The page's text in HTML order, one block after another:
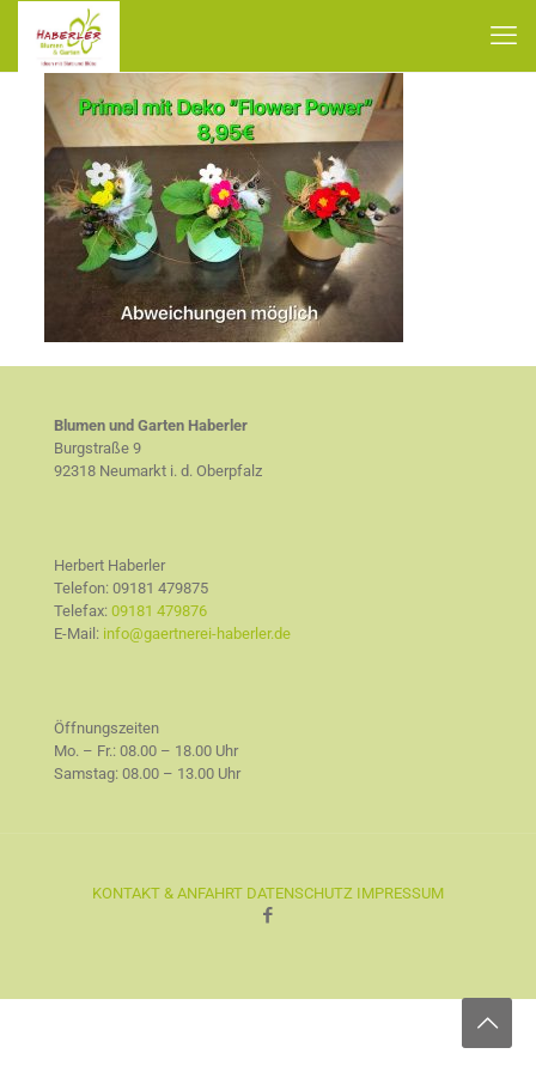
Blumen und Garten Haberler
Burgstraße 9
92318 Neumarkt i. d. Oberpfalz
Herbert Haberler
Telefon: 09181 479875
Telefax: 09181 479876
E-Mail: info@gaertnerei-haberler.de
Öffnungszeiten
Mo. – Fr.: 08.00 – 18.00 Uhr
Samstag: 08.00 – 13.00 Uhr
KONTAKT & ANFAHRT DATENSCHUTZ IMPRESSUM